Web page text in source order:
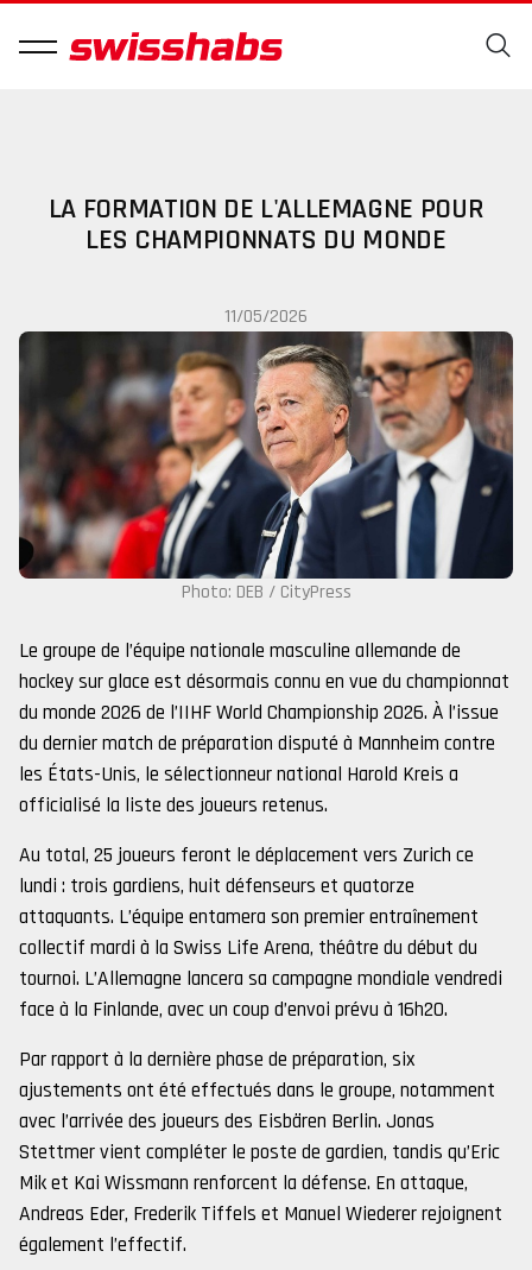
LA FORMATION DE L'ALLEMAGNE POUR
LES CHAMPIONNATS DU MONDE
11/05/2026
Photo: DEB / CityPress
Le groupe de l’équipe nationale masculine allemande de
hockey sur glace est désormais connu en vue du championnat
du monde 2026 de l’IIHF World Championship 2026. À l’issue
du dernier match de préparation disputé à Mannheim contre
les États-Unis, le sélectionneur national Harold Kreis a
officialisé la liste des joueurs retenus.
Au total, 25 joueurs feront le déplacement vers Zurich ce
lundi : trois gardiens, huit défenseurs et quatorze
attaquants. L’équipe entamera son premier entraînement
collectif mardi à la Swiss Life Arena, théâtre du début du
tournoi. L’Allemagne lancera sa campagne mondiale vendredi
face à la Finlande, avec un coup d’envoi prévu à 16h20.
Par rapport à la dernière phase de préparation, six
ajustements ont été effectués dans le groupe, notamment
avec l’arrivée des joueurs des Eisbären Berlin. Jonas
Stettmer vient compléter le poste de gardien, tandis qu’Eric
Mik et Kai Wissmann renforcent la défense. En attaque,
Andreas Eder, Frederik Tiffels et Manuel Wiederer rejoignent
également l’effectif.